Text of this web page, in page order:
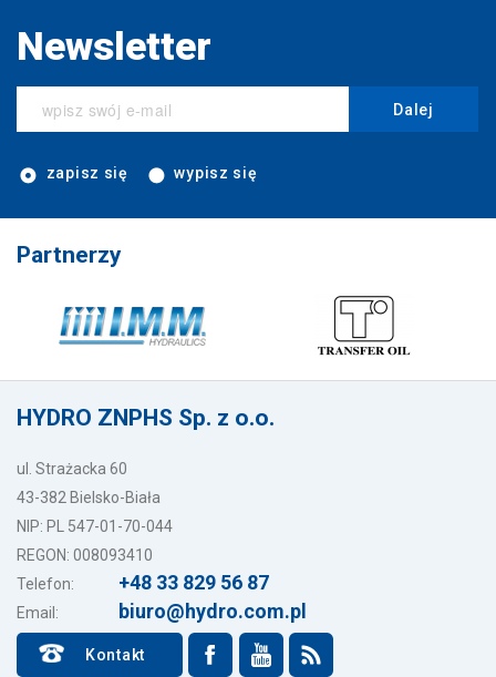
Newsletter
Dalej
zapisz się wypisz się
Partnerzy
HYDRO ZNPHS Sp. z o.o.
ul. Strażacka 60
43-382 Bielsko-Biała
NIP: PL 547-01-70-044
REGON: 008093410
Telefon:
+48 33 829 56 87
Email: biuro@hydro.com.pl
Kontakt